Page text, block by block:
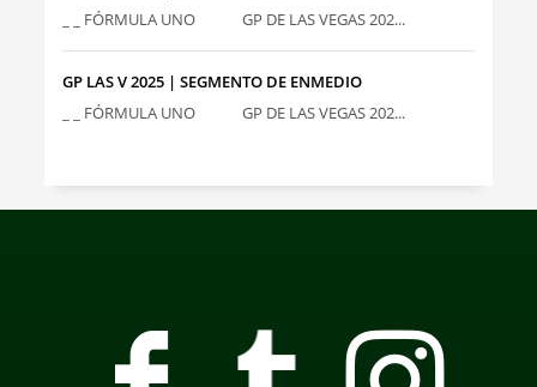
_ _ FÓRMULA UNO GP DE LAS VEGAS 202...
GP LAS V 2025 | SEGMENTO DE ENMEDIO
_ _ FÓRMULA UNO GP DE LAS VEGAS 202...